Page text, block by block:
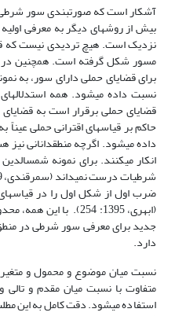
آشکار است که صورت­بندی سور شرطی
بیش از روش­های دیگر به معرفی
نزدیک است. هیچ تردیدی نیست که
مسور شکل گرفته است. همچنین در
برای قضایای حملی دارای سور، به
نسبت داده می­شود. همه
قضایای حملی برقرار است به
حاکم بر قیاس­های اقترانی حملی
داده می­شود. اگرچه منطق­دانانی نیز
انکار می­کنند. برای نمونه
ضرب اول از شکل اول را در
(ابهری، 1395: 254).
جدید برای معرفی سور شرطی در
دارد.
نسبت میان موضوع و محمول و
متفاوت با نسبت میان مقدم و